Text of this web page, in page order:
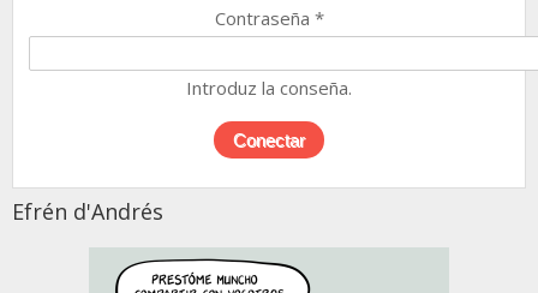
Contraseña *
Introduz la conseña.
Efrén d'Andrés